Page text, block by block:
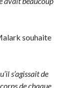
souhaite
s’agissait de
de chaque